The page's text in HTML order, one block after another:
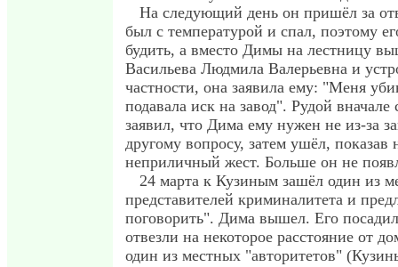
На следующий день он пришёл за
был с температурой и спал, поэтому
будить, а вместо Димы на лестницу
Васильева Людмила Валерьевна и
частности, она заявила ему: "Меня
подавала иск на завод". Рудой
заявил, что Дима ему нужен не из-за
другому вопросу, затем ушёл,
неприличный жест. Больше он не
24 марта к Кузиным зашёл один из
представителей криминалитета и
поговорить". Дима вышел. Его
отвезли на некоторое расстояние от
один из местных "авторитетов"